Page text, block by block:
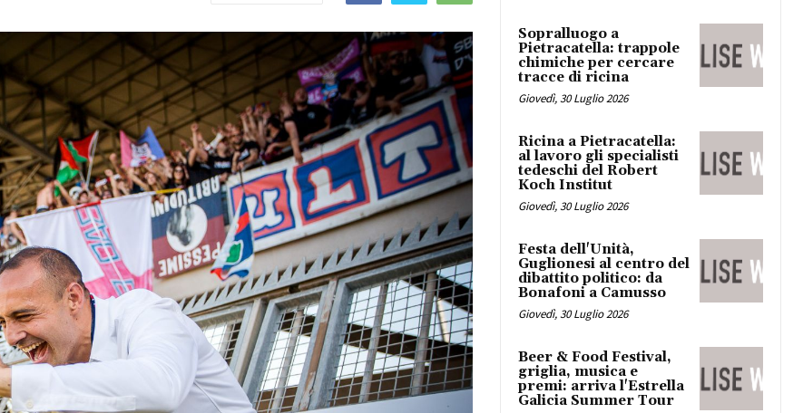
Sopralluogo a
Pietracatella: trappole
chimiche per cercare
tracce di ricina
Giovedì, 30 Luglio 2026
Ricina a Pietracatella:
al lavoro gli specialisti
tedeschi del Robert
Koch Institut
Giovedì, 30 Luglio 2026
Festa dell'Unità,
Guglionesi al centro del
dibattito politico: da
Bonafoni a Camusso
Giovedì, 30 Luglio 2026
Beer & Food Festival,
griglia, musica e
premi: arriva l'Estrella
Galicia Summer Tour